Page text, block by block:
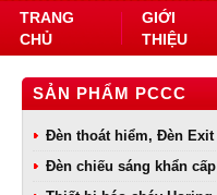
TRANG
CHỦ
GIỚI
THIỆU
SẢN PHẨM PCCC
Đèn thoát hiểm, Đèn Exit
Đèn chiếu sáng khẩn cấp